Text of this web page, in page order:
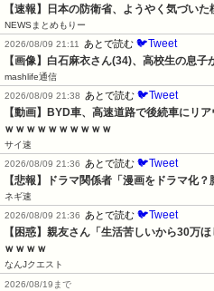
【速報】日本の防衛省、ようやく気づいた
NEWSまとめもりー
2026/08/09 21:11
あとで読む 🐦Tweet
【画像】白石麻衣さん(34)、高校生の息
mashlife通信
2026/08/09 21:38
あとで読む 🐦Tweet
【動画】BYD車、高速道路で後続車にリ
ｗｗｗｗｗｗｗｗｗｗ
サイ速
2026/08/09 21:36
あとで読む 🐦Tweet
【悲報】ドラマ関係者「漫画をドラマ化
ネギ速
2026/08/09 21:36
あとで読む 🐦Tweet
【困惑】親友さん「生活苦しいから30万
ｗｗｗｗ
なんJクエスト
2026/08/19まで